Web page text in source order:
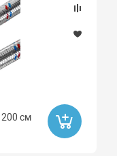
см